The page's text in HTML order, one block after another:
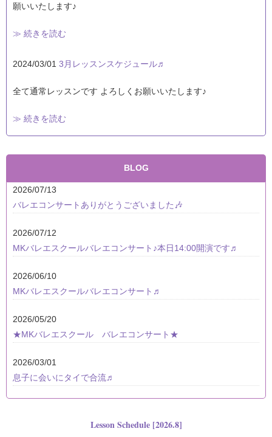
願いいたします♪
≫ 続きを読む
2024/03/01 3月レッスンスケジュール♬
全て通常レッスンです よろしくお願いいたします♪
≫ 続きを読む
BLOG
2026/07/13
バレエコンサートありがとうございました🎶
2026/07/12
MKバレエスクールバレエコンサート♪本日14:00開演です♬
2026/06/10
MKバレエスクールバレエコンサート♬
2026/05/20
★MKバレエスクール バレエコンサート★
2026/03/01
息子に会いにタイで合流♬
Lesson Schedule [2026.8]